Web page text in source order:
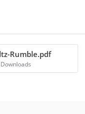
Rumble.pdf